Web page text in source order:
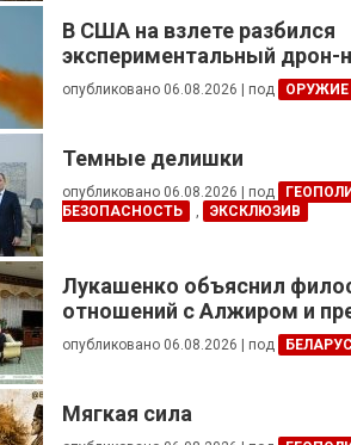
В США на взлете разбился
экспериментальный дрон-
опубликовано 06.08.2026 под ОРУЖИЕ
Темные делишки
опубликовано 06.08.2026 под
БЕЗОПАСНОСТЬ
, ЭКСКЛЮЗИВ
Лукашенко объяснил
отношений с Алжиром и
ускорить реализацию
опубликовано 06.08.2026 под
Мягкая сила